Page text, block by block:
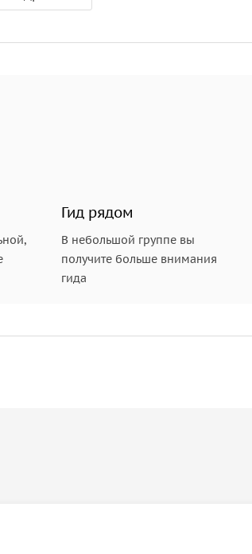
Гид рядом
В небольшой группе вы
получите больше внимания
гида